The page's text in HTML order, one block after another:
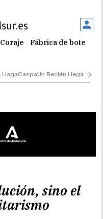
Fábrica de botellas
LlagaCaspaUn Recién Llegado
sino el